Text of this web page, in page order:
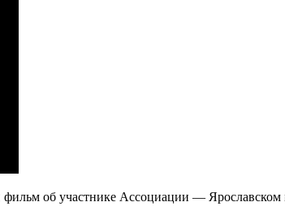
об участнике Ассоциации — Ярославском